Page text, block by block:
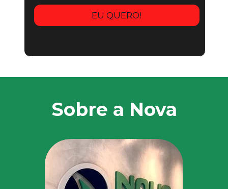
EU QUERO!
Sobre a Nova